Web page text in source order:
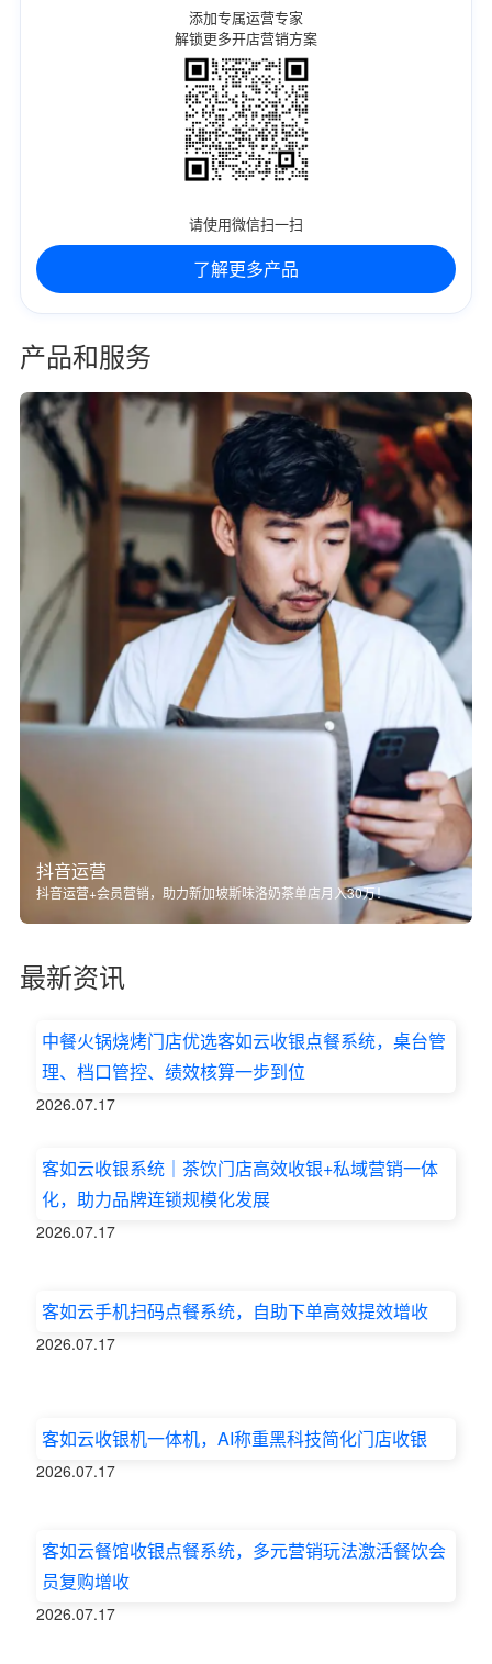
添加专属运营专家
解锁更多开店营销方案
请使用微信扫一扫
了解更多产品
产品和服务
抖音运营
抖音运营+会员营销，助力新加坡斯味洛奶茶单店月入30万！
最新资讯
中餐火锅烧烤门店优选客如云收银点餐系统，桌台管
理、档口管控、绩效核算一步到位
2026.07.17
客如云收银系统｜茶饮门店高效收银+私域营销一体
化，助力品牌连锁规模化发展
2026.07.17
客如云手机扫码点餐系统，自助下单高效提效增收
2026.07.17
客如云收银机一体机，AI称重黑科技简化门店收银
2026.07.17
客如云餐馆收银点餐系统，多元营销玩法激活餐饮会
员复购增收
2026.07.17